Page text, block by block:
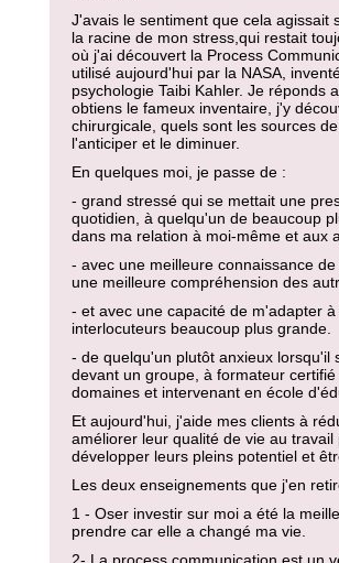
J'avais le sentiment que cela agissait
la racine de mon stress,qui restait
où j'ai découvert la Process
utilisé aujourd'hui par la NASA,
psychologie Taibi Kahler. Je réponds
obtiens le fameux inventaire, j'y
chirurgicale, quels sont les sources
l'anticiper et le diminuer.
En quelques moi, je passe de :
- grand stressé qui se mettait une
quotidien, à quelqu'un de beaucoup
dans ma relation à moi-même et aux
- avec une meilleure connaissance
une meilleure compréhension des
- et avec une capacité de m'adapter
interlocuteurs beaucoup plus grande.
- de quelqu'un plutôt anxieux lorsqu'il
devant un groupe, à formateur
domaines et intervenant en école
Et aujourd'hui, j'aide mes clients à
améliorer leur qualité de vie au
développer leurs pleins potentiel et
Les deux enseignements que j'en
1 - Oser investir sur moi a été la
prendre car elle a changé ma vie.